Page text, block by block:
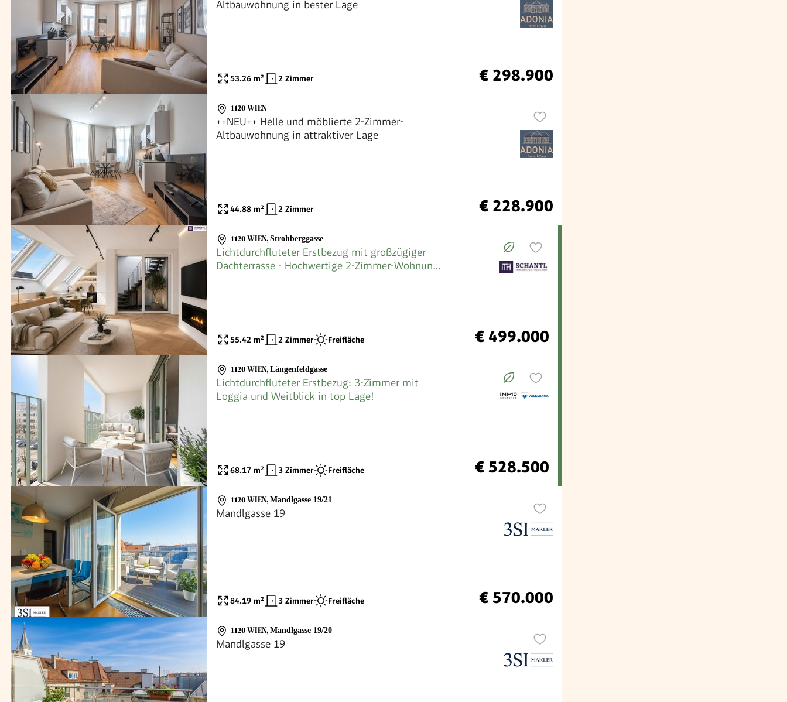
Altbauwohnung in bester Lage
53.26 m² 2 Zimmer € 298.900
1120 WIEN
++NEU++ Helle und möblierte 2-Zimmer-
Altbauwohnung in attraktiver Lage
44.88 m² 2 Zimmer € 228.900
1120 WIEN, Strohberggasse
Lichtdurchfluteter Erstbezug mit großzügiger
Dachterrasse - Hochwertige 2-Zimmer-Wohnung
55.42 m² 2 Zimmer Freifläche € 499.000
1120 WIEN, Längenfeldgasse
Lichtdurchfluteter Erstbezug: 3-Zimmer mit
Loggia und Weitblick in top Lage!
68.17 m² 3 Zimmer Freifläche € 528.500
1120 WIEN, Mandlgasse 19/21
Mandlgasse 19
84.19 m² 3 Zimmer Freifläche € 570.000
1120 WIEN, Mandlgasse 19/20
Mandlgasse 19